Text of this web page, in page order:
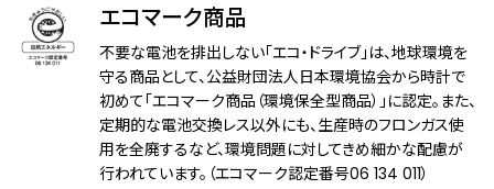
耐磁性能 １種耐磁
デザイン特徴 一部白蝶貝文字板
充電残量表示機能
充電警告機能
エコマーク商品
不要な電池を排出しない「エコ・ドライブ」は、地球環境を
守る商品として、公益財団法人日本環境協会から時計で
初めて「エコマーク商品（環境保全型商品）」に認定。また、
定期的な電池交換レス以外にも、生産時のフロンガス使
用を全廃するなど、環境問題に対してきめ細かな配慮が
行われています。（エコマーク認定番号06 134 011）